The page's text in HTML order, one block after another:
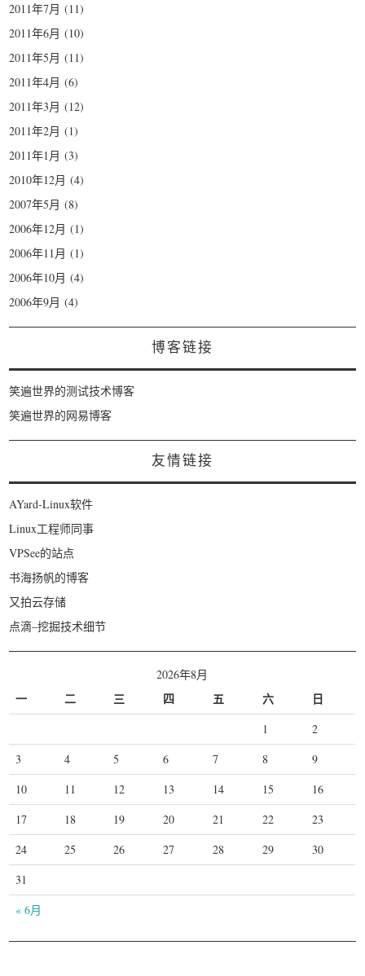
2011年7月 (11)
2011年6月 (10)
2011年5月 (11)
2011年4月 (6)
2011年3月 (12)
2011年2月 (1)
2011年1月 (3)
2010年12月 (4)
2007年5月 (8)
2006年12月 (1)
2006年11月 (1)
2006年10月 (4)
2006年9月 (4)
博客链接
笑遍世界的测试技术博客
笑遍世界的网易博客
友情链接
AYard-Linux软件
Linux工程师同事
VPSee的站点
书海扬帆的博客
又拍云存储
点滴–挖掘技术细节
2026年8月
一 二 三 四 五 六 日
« 6月
1
2
3
4 5 6 7 8
9
10
11 12 13 14 15
16
17
18 19 20 21 22
23
24
25 26 27 28 29
30
31